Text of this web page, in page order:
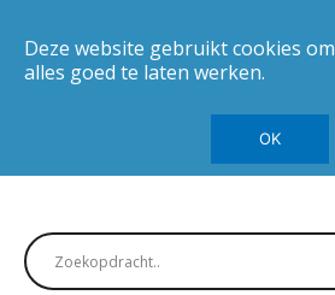
Deze website gebruikt cookies om
alles goed te laten werken.
OK